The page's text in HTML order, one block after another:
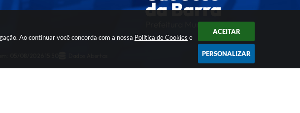
Ao continuar você concorda com a nossa Política de Cookies e
ACEITAR
PERSONALIZAR